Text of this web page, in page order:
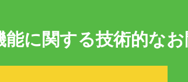
に関する技術的な